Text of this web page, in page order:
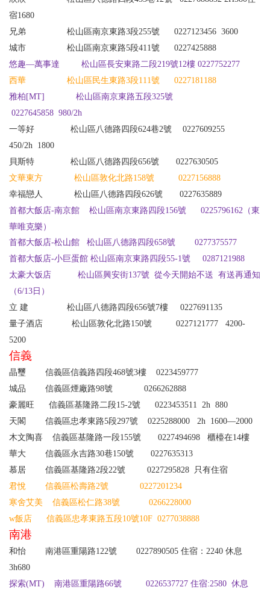
宿1680
兄弟
松山區南京東路3段255號 0227123456 3600
城市
松山區南京東路5段411號 0227425888
悠趣—萬事達
松山區長安東路二段219號12樓 0227752277
西華
松山區民生東路3段111號 0227181188
雅柏[MT]
松山區南京東路五段325號
0227645858 980/2h
一等好
松山區八德路四段624巷2號 0227609255
450/2h 1800
貝斯特
松山區八德路四段656號 0227630505
文華東方
松山區敦化北路158號 0227156888
幸福戀人
松山區八德路四段626號 0227635889
首都大飯店-南京館
松山區南京東路四段156號 0225796162 （東
華唯克樂）
首都大飯店-松山館 松山區八德路四段658號
0277375577
首都大飯店-小巨蛋館 松山區南京東路四段55-1號 0287121988
太豪大饭店 松山區興安街137號 從今天開始不送 有送再通知
（6/13日）
立 建 松山區八德路四段656號7樓 0227691135
量子酒店
松山區敦化北路150號 0227121777 4200-
5200
信義
晶璽 信義區信義路四段468號3樓 0223459777
城品
信義區煙廠路98號 0266262888
豪麗旺 信義區基隆路二段15-2號 0223453511 2h 880
天閣 信義區忠孝東路5段297號 0225288000 2h 1600—2000
木文陶喜
信義區基隆路一段155號 0227494698 櫃檯在14樓
華大
信義區永吉路30巷150號 0227635313
慕居
信義區基隆路2段22號 0227295828 只有住宿
君悅 信義區松壽路2號 0227201234
寒舍艾美 信義區松仁路38號 0266228000
w飯店 信義區忠孝東路五段10號10F 0277038888
南港
和怡
南港區重陽路122號 0227890505 住宿：2240 休息
3h680
探索(MT)
南港區重陽路66號 0226537727 住宿:2580 休息